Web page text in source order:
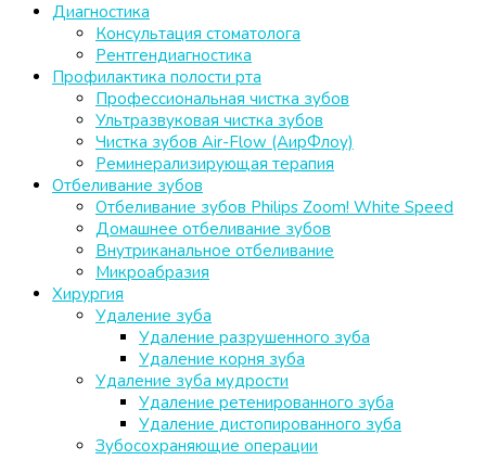
Диагностика
Консультация стоматолога
Рентгендиагностика
Профилактика полости рта
Профессиональная чистка зубов
Ультразвуковая чистка зубов
Чистка зубов Air-Flow (АирФлоу)
Реминерализирующая терапия
Отбеливание зубов
Отбеливание зубов Philips Zoom! White Speed
Домашнее отбеливание зубов
Внутриканальное отбеливание
Микроабразия
Хирургия
Удаление зуба
Удаление разрушенного зуба
Удаление корня зуба
Удаление зуба мудрости
Удаление ретенированного зуба
Удаление дистопированного зуба
Зубосохраняющие операции